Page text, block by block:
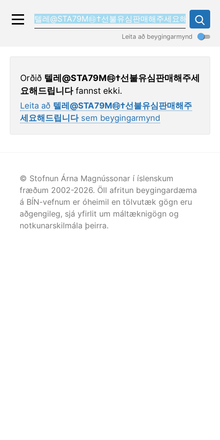
Leita að beygingarmynd
Orðið 텔레@STA79M㉹†선불유심판매해주세
요해드립니다fannst ekki.
Leita að 텔레@STA79M㉹†선불유심판매해주
세요해드립니다sem beygingarmynd
© Stofnun Árna Magnússonar í íslenskum
fræðum 2002-2026. Öll afritun beygingardæma
á BÍN-vefnum er óheimil en tölvutæk gögn eru
aðgengileg, sjá yfirlit um máltæknigögn og
notkunarskilmála þeirra.